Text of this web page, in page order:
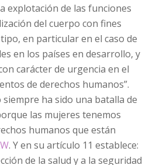
explotación de las funciones
del cuerpo con fines
en particular en el caso de
en los países en desarrollo, y
carácter de urgencia en el
de derechos humanos”.
ha sido una batalla de
las mujeres tenemos
humanos que están
. Y en su artículo 11 establece:
de la salud y a la seguridad